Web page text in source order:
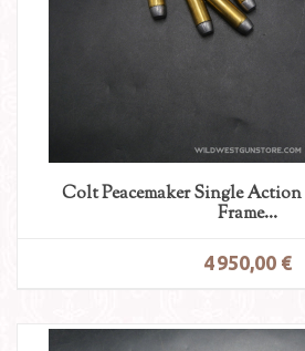
Colt Peacemaker Single
Frame...
4 950,00 €